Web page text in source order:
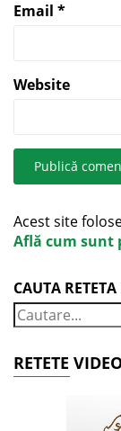
Email *
Website
Acest site
Află cum sunt
CAUTA
RETETE